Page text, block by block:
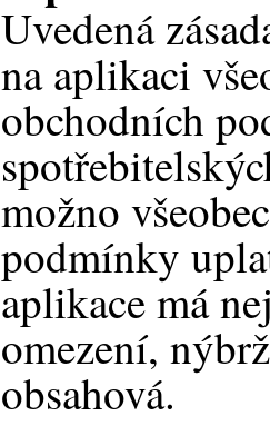
Uvedená
na aplikaci
obchodních
možno
podmínky
aplikace má
omezení,
obsahová.